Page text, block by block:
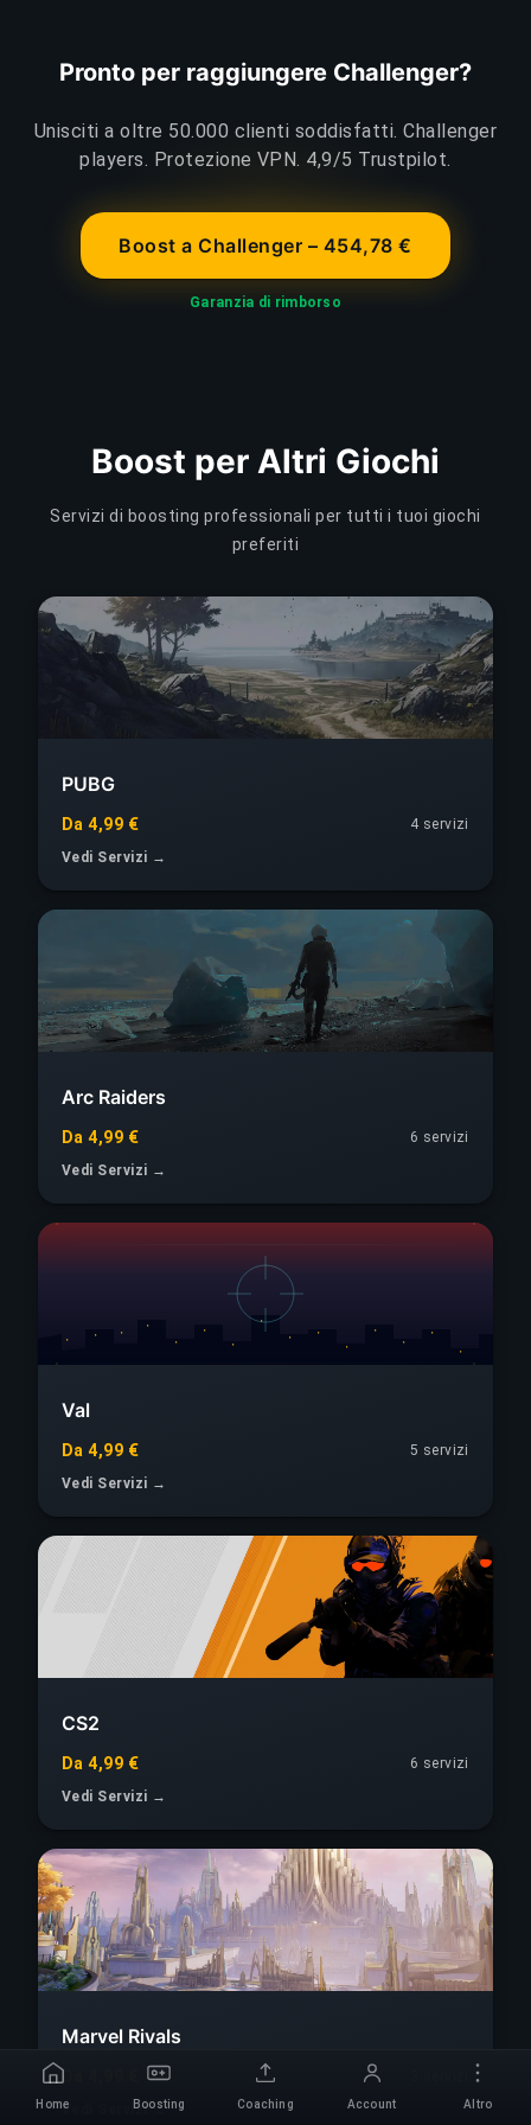
Pronto per raggiungere Challenger?
Unisciti a oltre 50.000 clienti soddisfatti. Challenger
players. Protezione VPN. 4,9/5 Trustpilot.
Boost a Challenger – 454,78 €
Garanzia di rimborso
Boost per Altri Giochi
Servizi di boosting professionali per tutti i tuoi giochi
preferiti
PUBG
Da 4,99 €
4 servizi
Vedi Servizi →
Arc Raiders
Da 4,99 €
6 servizi
Vedi Servizi →
Val
Da 4,99 €
5 servizi
Vedi Servizi →
CS2
Da 4,99 €
6 servizi
Vedi Servizi →
Marvel Rivals
Da 4,99 €
Vedi Servizi →
Home Boosting Coaching Account Altro